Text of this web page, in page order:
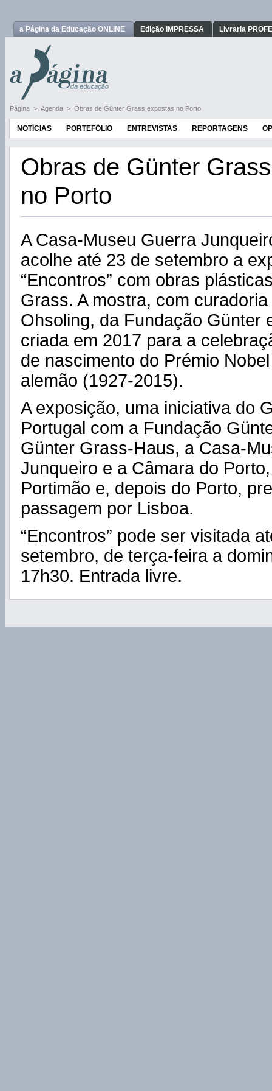
a Página da Educação ONLINE Edição IMPRESSA Livraria
Página > Agenda > Obras de Günter Grass expostas no Porto
NOTÍCIAS PORTEFÓLIO ENTREVISTAS REPORTAGENS
Obras de Günter
no Porto
A Casa-Museu Guerra
acolhe até 23 de setembro a
“Encontros” com obras
Grass. A mostra, com
Ohsoling, da Fundação Günter
criada em 2017 para a
de nascimento do Prémio
alemão (1927-2015).
A exposição, uma iniciativa do
Portugal com a Fundação
Günter Grass-Haus, a Casa-
Junqueiro e a Câmara do
Portimão e, depois do Porto,
passagem por Lisboa.
“Encontros” pode ser visitada
setembro, de terça-feira a
17h30. Entrada livre.